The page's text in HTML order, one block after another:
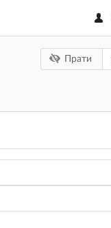
Прати